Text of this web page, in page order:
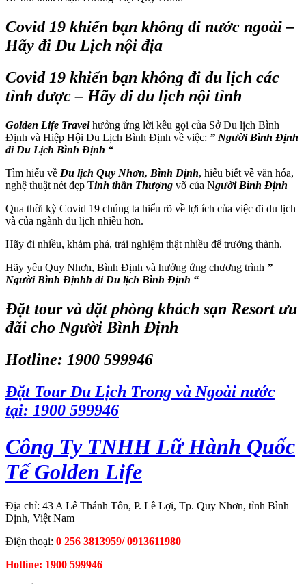
Covid 19 khiến bạn không đi nước ngoài –
Hãy đi Du Lịch nội địa
Covid 19 khiến bạn không đi du lịch các
tỉnh được – Hãy đi du lịch nội tỉnh
Golden Life Travelhưởng ứng lời kêu gọi của Sở Du lịch Bình
Định và Hiệp Hội Du Lịch Bình Định về việc: ” Người Bình Định
đi Du Lịch Bình Định “
Tìm hiểu về Du lịch Quy Nhơn, Bình Định, hiểu biết về văn hóa,
nghệ thuật nét đẹp Tinh thần Thượng võ của Người Bình Định
Qua thời kỳ Covid 19 chúng ta hiểu rõ về lợi ích của việc đi du lịch
và của ngành du lịch nhiều hơn.
Hãy đi nhiều, khám phá, trải nghiệm thật nhiều để trưởng thành.
Hãy yêu Quy Nhơn, Bình Định và hưởng ứng chương trình ”
Người Bình Địnhh đi Du lịch Bình Định “
Đặt tour và đặt phòng khách sạn Resort ưu
đãi cho Người Bình Định
Hotline: 1900 599946
Đặt Tour Du Lịch Trong và Ngoài nước
tại: 1900 599946
Công Ty TNHH Lữ Hành Quốc
Tế Golden Life
Địa chỉ: 43 A Lê Thánh Tôn, P. Lê Lợi, Tp. Quy Nhơn, tỉnh Bình
Định, Việt Nam
Điện thoại: 0 256 3813959/ 0913611980
Hotline: 1900 599946